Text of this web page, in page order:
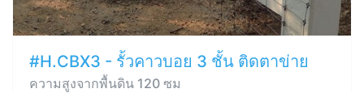
#H.CBX3 - รั้วคาวบอย 3 ชั้น ติดตาข่าย
ความสูงจากพื้นดิน 120 ซม